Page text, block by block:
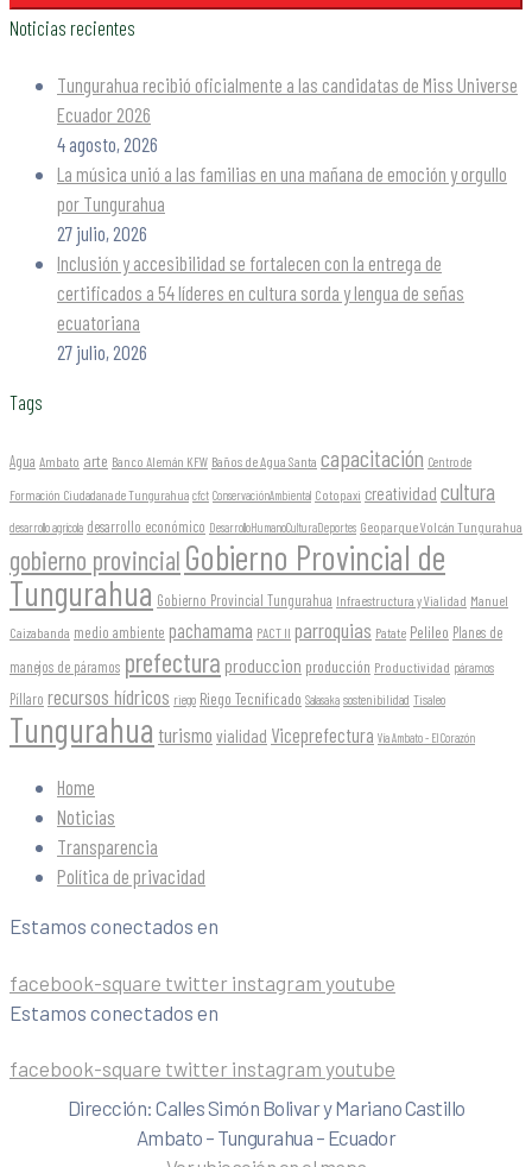
Noticias recientes
Tungurahua recibió oficialmente a las candidatas de Miss Universe
Ecuador 2026
4 agosto, 2026
La música unió a las familias en una mañana de emoción y orgullo
por Tungurahua
27 julio, 2026
Inclusión y accesibilidad se fortalecen con la entrega de
certificados a 54 líderes en cultura sorda y lengua de señas
ecuatoriana
27 julio, 2026
Tags
Agua Ambato arte Banco Alemán KFW Baños de Agua Santa capacitación Centro de
Formación Ciudadana de Tungurahua cfct ConservaciónAmbiental Cotopaxi creatividad cultura
desarrollo agrícola desarrollo económico DesarrolloHumanoCulturaDeportes Geoparque Volcán Tungurahua
gobierno provincial Gobierno Provincial de
Tungurahua Gobierno Provincial Tungurahua Infraestructura y Vialidad Manuel
Caizabanda medio ambiente pachamama PACT II parroquias Patate Pelileo Planes de
manejos de páramos prefectura produccion producción Productividad páramos
Píllaro recursos hídricos riego Riego Tecnificado Salasaka sostenibilidad Tisaleo
Tungurahua turismo vialidad Viceprefectura Vía Ambato - El Corazón
Home
Noticias
Transparencia
Política de privacidad
Estamos conectados en
facebook-square twitter instagram youtube
Estamos conectados en
facebook-square twitter instagram youtube
Dirección: Calles Simón Bolivar y Mariano Castillo
Ambato – Tungurahua – Ecuador